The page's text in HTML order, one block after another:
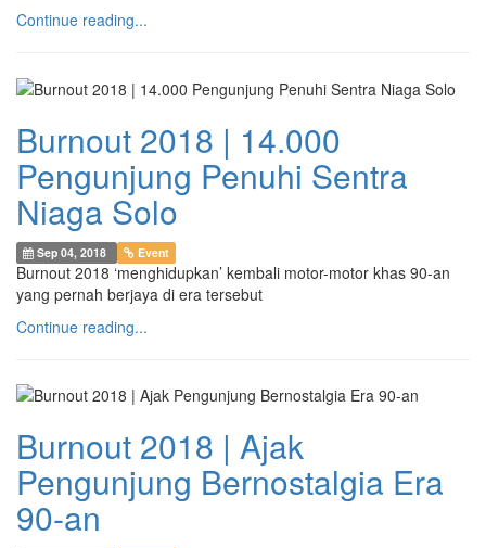
Continue reading...
Burnout 2018 | 14.000
Pengunjung Penuhi Sentra
Niaga Solo
Sep 04, 2018 Event
Burnout 2018 ‘menghidupkan’ kembali motor-motor khas 90-an
yang pernah berjaya di era tersebut
Continue reading...
Burnout 2018 | Ajak
Pengunjung Bernostalgia Era
90-an